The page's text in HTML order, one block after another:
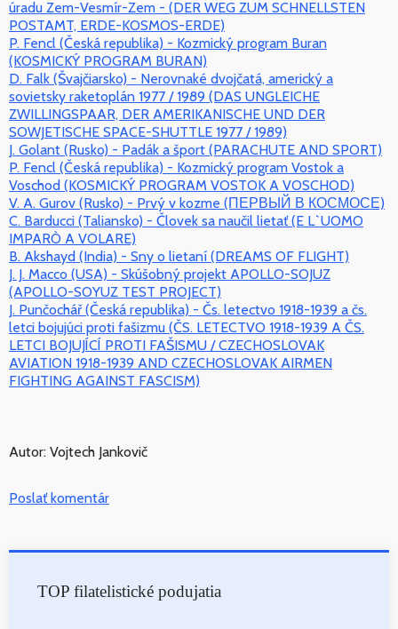
úradu Zem-Vesmír-Zem - (DER WEG ZUM SCHNELLSTEN
POSTAMT, ERDE-KOSMOS-ERDE)
P. Fencl (Česká republika) - Kozmický program Buran
(KOSMICKÝ PROGRAM BURAN)
D. Falk (Švajčiarsko) - Nerovnaké dvojčatá, americký a
sovietsky raketoplán 1977 / 1989 (DAS UNGLEICHE
ZWILLINGSPAAR, DER AMERIKANISCHE UND DER
SOWJETISCHE SPACE-SHUTTLE 1977 / 1989)
J. Golant (Rusko) - Padák a šport (PARACHUTE AND SPORT)
P. Fencl (Česká republika) - Kozmický program Vostok a
Voschod (KOSMICKÝ PROGRAM VOSTOK A VOSCHOD)
V. A. Gurov (Rusko) - Prvý v kozme (ПЕРВЫЙ В КОСМОСЕ)
C. Barducci (Taliansko) - Človek sa naučil lietať (E L`UOMO
IMPARÒ A VOLARE)
B. Akshayd (India) - Sny o lietaní (DREAMS OF FLIGHT)
J. J. Macco (USA) - Skúšobný projekt APOLLO-SOJUZ
(APOLLO-SOYUZ TEST PROJECT)
J. Punčochář (Česká republika) - Čs. letectvo 1918-1939 a čs.
letci bojujúci proti fašizmu (ČS. LETECTVO 1918-1939 A ČS.
LETCI BOJUJÍCÍ PROTI FAŠISMU / CZECHOSLOVAK
AVIATION 1918-1939 AND CZECHOSLOVAK AIRMEN
FIGHTING AGAINST FASCISM)
Autor: Vojtech Jankovič
Poslať komentár
TOP filatelistické podujatia